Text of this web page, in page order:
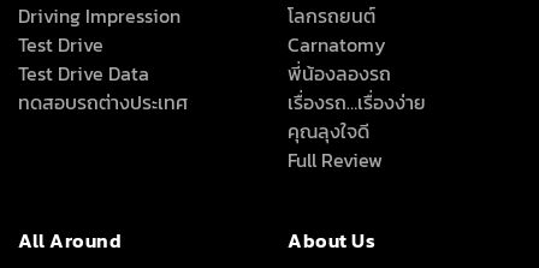
Driving Impression
Test Drive
Test Drive Data
ทดสอบรถต่างประเทศ
โลกรถยนต์
Carnatomy
พี่น้องลองรถ
เรื่องรถ…เรื่องง่าย
คุณลุงใจดี
Full Review
All Around
About Us